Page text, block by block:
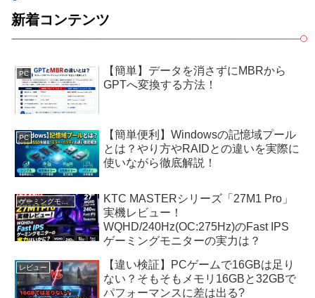
新着コンテンツ
PC
【簡単】データを消さずにMBRから
GPTへ変換する方法！
PC
【簡単便利】Windowsの記憶域プール
とは？やり方やRAIDとの違いを実際に
使いながら徹底解説！
ゲーミングモニター
KTC MASTERシリーズ「27M1 Pro」
実機レビュー！
WQHD/240Hz(OC:275Hz)のFast IPS
ゲーミングモニターの実力は？
レビュー
【違い検証】PCゲームで16GBは足り
ない？そもそもメモリ16GBと32GBで
パフォーマンスに差は出る?